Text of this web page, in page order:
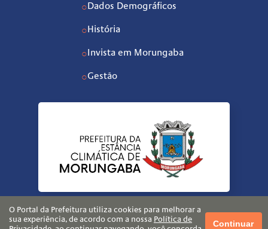
○ Dados Demográficos
○ História
○ Invista em Morungaba
○Gestão
O Portal da Prefeitura utiliza cookies para melhorar a
sua experiência, de acordo com a nossa Política de
Continuar